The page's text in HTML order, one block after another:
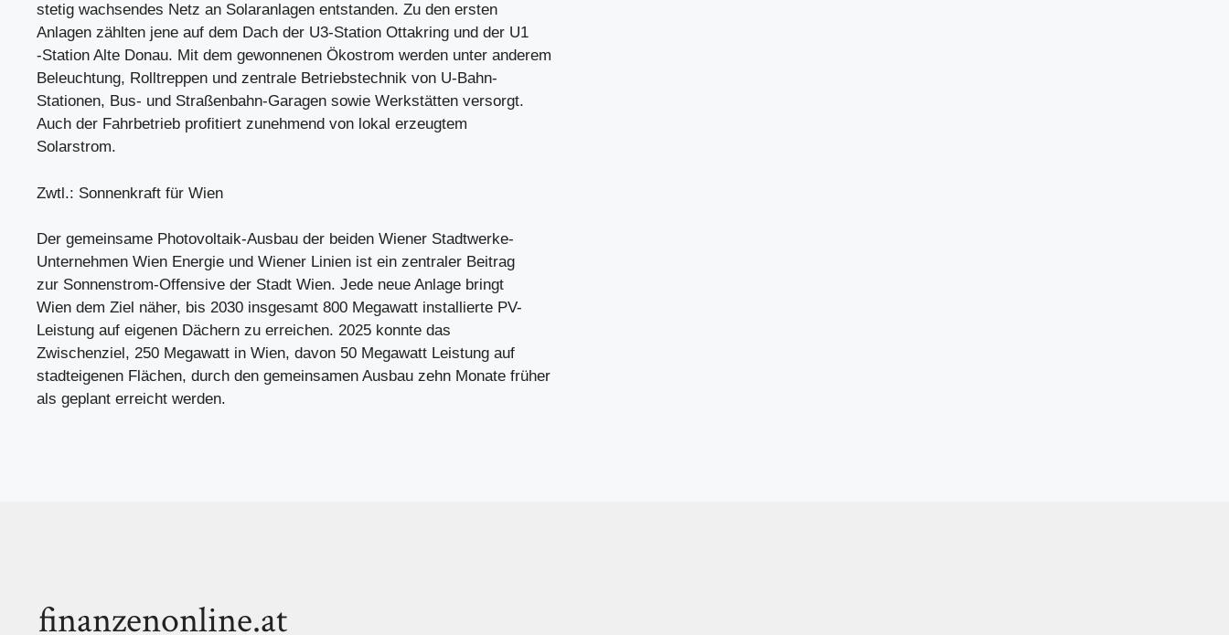
stetig wachsendes Netz an Solaranlagen entstanden. Zu den ersten
Anlagen zählten jene auf dem Dach der U3-Station Ottakring und der U1
-Station Alte Donau. Mit dem gewonnenen Ökostrom werden unter anderem
Beleuchtung, Rolltreppen und zentrale Betriebstechnik von U-Bahn-
Stationen, Bus- und Straßenbahn-Garagen sowie Werkstätten versorgt.
Auch der Fahrbetrieb profitiert zunehmend von lokal erzeugtem
Solarstrom.
Zwtl.: Sonnenkraft für Wien
Der gemeinsame Photovoltaik-Ausbau der beiden Wiener Stadtwerke-
Unternehmen Wien Energie und Wiener Linien ist ein zentraler Beitrag
zur Sonnenstrom-Offensive der Stadt Wien. Jede neue Anlage bringt
Wien dem Ziel näher, bis 2030 insgesamt 800 Megawatt installierte PV-
Leistung auf eigenen Dächern zu erreichen. 2025 konnte das
Zwischenziel, 250 Megawatt in Wien, davon 50 Megawatt Leistung auf
stadteigenen Flächen, durch den gemeinsamen Ausbau zehn Monate früher
als geplant erreicht werden.
finanzenonline.at